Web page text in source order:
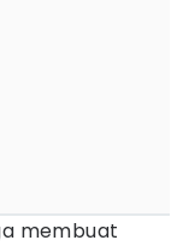
membuat